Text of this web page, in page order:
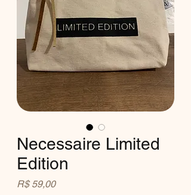
Necessaire Limited
Edition
R$ 59,00Preço